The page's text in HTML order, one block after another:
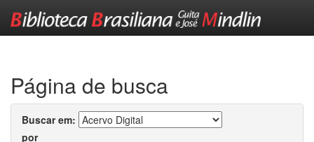
Página de busca
Buscar em:
por